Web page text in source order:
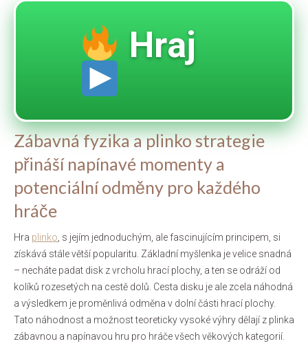
Hraj
Zábavná fyzika a plinko strategie
přináší napínavé momenty a
potenciální odměny pro každého
hráče
Hra plinko , s jejím jednoduchým, ale fascinujícím principem, si
získává stále větší popularitu. Základní myšlenka je velice snadná
– necháte padat disk z vrcholu hrací plochy, a ten se odráží od
kolíků rozesetých na cestě dolů. Cesta disku je ale zcela náhodná
a výsledkem je proměnlivá odměna v dolní části hrací plochy.
Tato náhodnost a možnost teoreticky vysoké výhry dělají z plinka
zábavnou a napínavou hru pro hráče všech věkových kategorií.